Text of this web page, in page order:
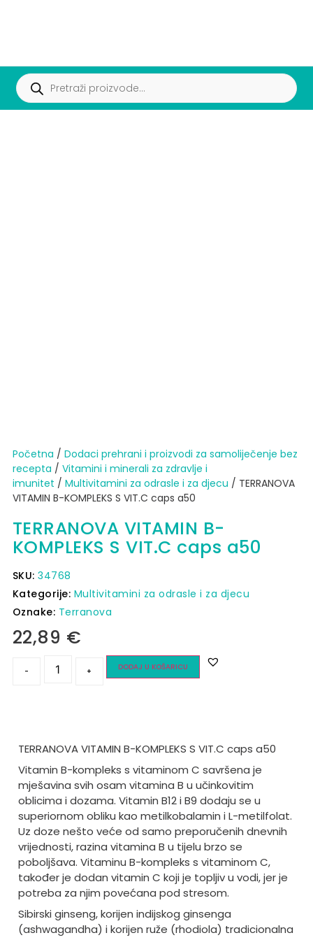
Početna / Dodaci prehrani i proizvodi za samoliječenje bez
recepta / Vitamini i minerali za zdravlje i
imunitet / Multivitamini za odrasle i za djecu / TERRANOVA
VITAMIN B-KOMPLEKS S VIT.C caps a50
TERRANOVA VITAMIN B-
KOMPLEKS S VIT.C caps a50
SKU:34768
Kategorije: Multivitamini za odrasle i za djecu
Oznake: Terranova
22,89 €
- + DODAJ U KOŠARICU
TERRANOVA VITAMIN B-KOMPLEKS S VIT.C caps a50
Vitamin B-kompleks s vitaminom C savršena je
mješavina svih osam vitamina B u učinkovitim
oblicima i dozama. Vitamin B12 i B9 dodaju se u
superiornom obliku kao metilkobalamin i L-metilfolat.
Uz doze nešto veće od samo preporučenih dnevnih
vrijednosti, razina vitamina B u tijelu brzo se
poboljšava. Vitaminu B-kompleks s vitaminom C,
također je dodan vitamin C koji je topljiv u vodi, jer je
potreba za njim povećana pod stresom.
Sibirski ginseng, korijen indijskog ginsenga
(ashwagandha) i korijen ruže (rhodiola) tradicionalna